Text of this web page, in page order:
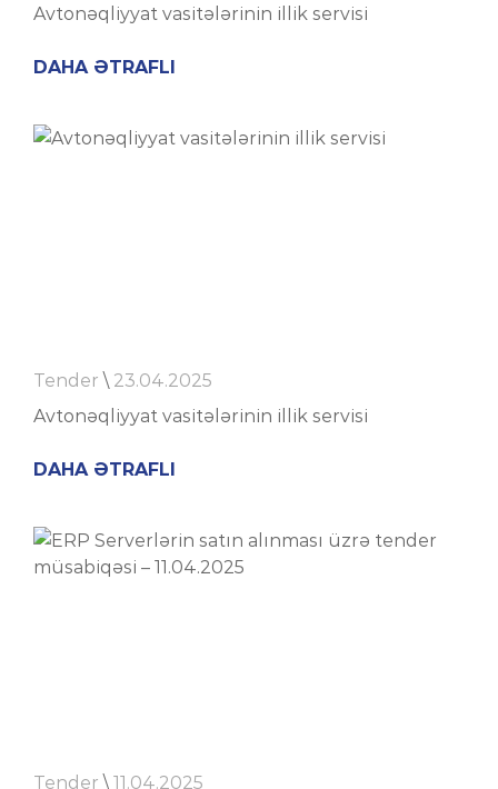
Avtonəqliyyat vasitələrinin illik servisi
DAHA ƏTRAFLI
Tender\ 23.04.2025
Avtonəqliyyat vasitələrinin illik servisi
DAHA ƏTRAFLI
Tender\11.04.2025